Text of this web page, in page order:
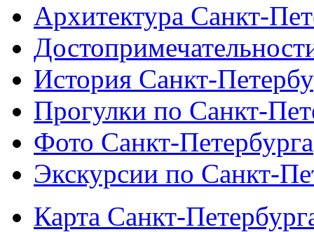
Архитектура Санкт-
История Санкт-
Прогулки по Санкт-
Фото Санкт-Петербурга
Экскурсии по Санкт-
Карта Санкт-